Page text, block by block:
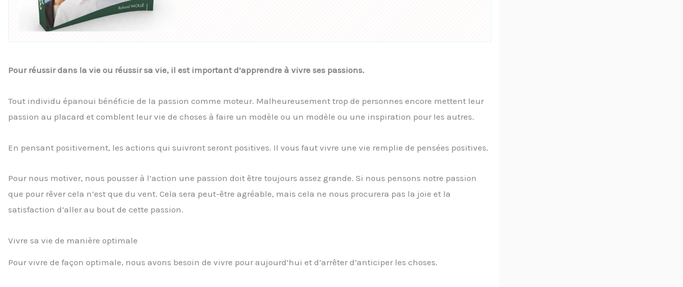
Pour réussir dans la vie ou réussir sa vie, il est important d’apprendre à vivre ses passions.
Tout individu épanoui bénéficie de la passion comme moteur. Malheureusement trop de personnes encore mettent leur
passion au placard et comblent leur vie de choses à faire un modèle ou un modèle ou une inspiration pour les autres.
En pensant positivement, les actions qui suivront seront positives. Il vous faut vivre une vie remplie de pensées positives.
Pour nous motiver, nous pousser à l’action une passion doit être toujours assez grande. Si nous pensons notre passion
que pour rêver cela n’est que du vent. Cela sera peut-être agréable, mais cela ne nous procurera pas la joie et la
satisfaction d’aller au bout de cette passion.
Vivre sa vie de manière optimale
Pour vivre de façon optimale, nous avons besoin de vivre pour aujourd’hui et d’arrêter d’anticiper les choses.